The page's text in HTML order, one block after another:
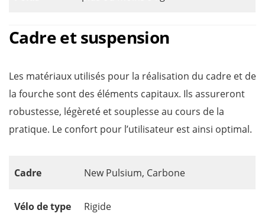
Cadre et suspension
Les matériaux utilisés pour la réalisation du cadre et de
la fourche sont des éléments capitaux. Ils assureront
robustesse, légèreté et souplesse au cours de la
pratique. Le confort pour l’utilisateur est ainsi optimal.
Cadre New Pulsium, Carbone
Vélo de type Rigide